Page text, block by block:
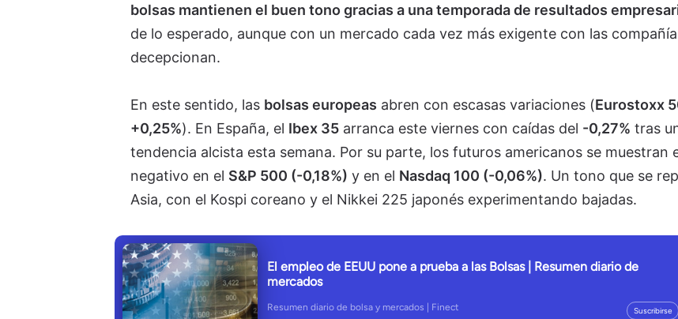
bolsas mantienen el buen tono gracias a una temporada de resultados
de lo esperado, aunque con un mercado cada vez más exigente con las
decepcionan.
En este sentido, las bolsas europeas abren con escasas variaciones (Eurostoxx
+0,25%). En España, el Ibex 35arranca este viernes con caídas del -0,27% tras
tendencia alcista esta semana. Por su parte, los futuros americanos se muestran
negativo en el S&P 500 (-0,18%) y en el Nasdaq 100 (-0,06%). Un tono que se
Asia, con el Kospi coreano y el Nikkei 225 japonés experimentando bajadas.